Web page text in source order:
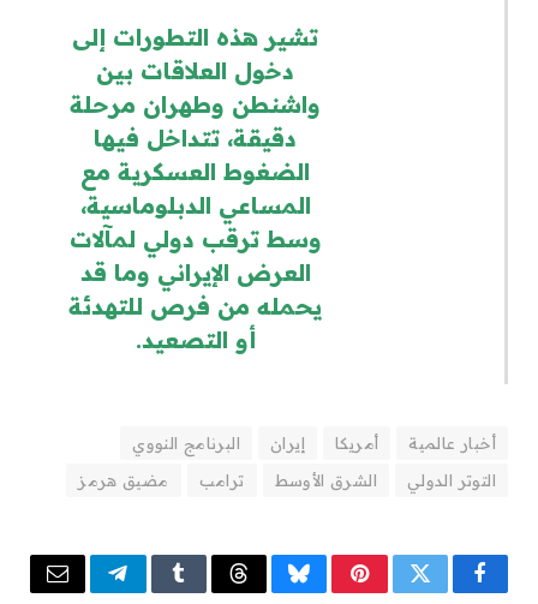
تشير هذه التطورات إلى
دخول العلاقات بين
واشنطن وطهران مرحلة
دقيقة، تتداخل فيها
الضغوط العسكرية مع
المساعي الدبلوماسية،
وسط ترقب دولي لمآلات
العرض الإيراني وما قد
يحمله من فرص للتهدئة
أو التصعيد.
أخبار عالمية أمريكا إيران
البرنامج النووي
التوتر الدولي
الشرق الأوسط ترامب مضيق هرمز
Facebook
Twitter
Pinterest
Bluesky
Threads
Tumblr
Telegram
Email